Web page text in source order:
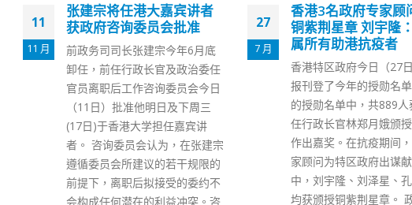
27
7 月
香港3名政府专家顾问获颁
铜紫荆星章 刘宇隆：荣誉
属所有助港抗疫者
香港特区政府今日（27日）于宪
报刊登了今年的授勋名单。今年
的授勋名单中，共889人获得前
任行政长官林郑月娥颁授勋衔及
作出嘉奖。在抗疫期间，多位专
家顾问为特区政府出谋献策，其
中，刘宇隆、刘泽星、孔繁毅等
均获颁授铜紫荆星章。 政府抗疫
16
9 月
黎智英李柱铭何俊
会终止会籍
香港赛马会于本月2日发
告，指已终止14名人士
即时生效。名单包括壹
英、民主党李柱铭及何
马会知情人士透露，马
对涉及刑事案件人士作
籍决定，是基于事件有
马会形象。 正在赤柱监
黎智英，先后因为3宗非